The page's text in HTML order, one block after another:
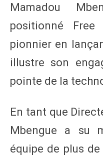
Mamadou
positionné
pionnier en
illustre son
pointe de la
En tant que
Mbengue a su
équipe de plus